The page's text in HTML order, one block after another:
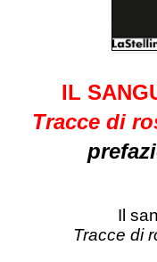
IL
Tracce di
Il
Tracce di